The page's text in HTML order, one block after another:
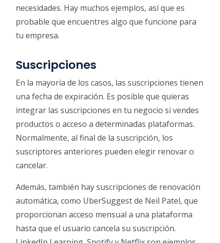
necesidades. Hay muchos ejemplos, así que es
probable que encuentres algo que funcione para
tu empresa.
Suscripciones
En la mayoría de los casos, las suscripciones tienen
una fecha de expiración. Es posible que quieras
integrar las suscripciones en tu negocio si vendes
productos o acceso a determinadas plataformas.
Normalmente, al final de la suscripción, los
suscriptores anteriores pueden elegir renovar o
cancelar.
Además, también hay suscripciones de renovación
automática, como UberSuggest de Neil Patel, que
proporcionan acceso mensual a una plataforma
hasta que el usuario cancela su suscripción.